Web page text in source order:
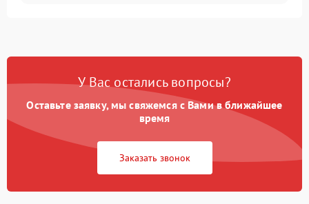
Проблемы с объективом
У Вас остались вопросы?
Оставьте заявку, мы свяжемся с Вами в ближайшее
время
Заказать звонок